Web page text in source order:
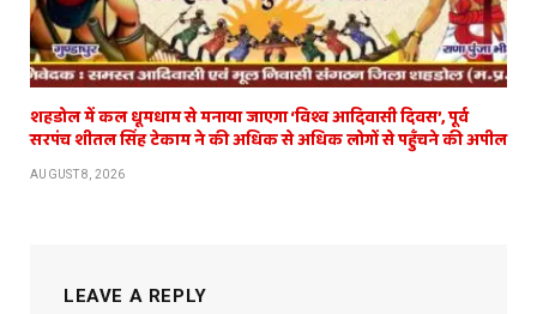
शहडोल में कल धूमधाम से मनाया जाएगा ‘विश्व आदिवासी दिवस’, पूर्व
सरपंच शीतल सिंह टेकाम ने की अधिक से अधिक लोगों से पहुँचने की अपील
AUGUST 8, 2026
LEAVE A REPLY